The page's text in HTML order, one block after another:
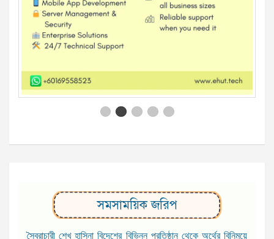
সমসাময়িক জরিপ
স্বৈরাচারী শেখ হাসিনা বিদেশের বিভিন্ন প্রতিষ্ঠান থেকে অর্থের বিনিময়ে